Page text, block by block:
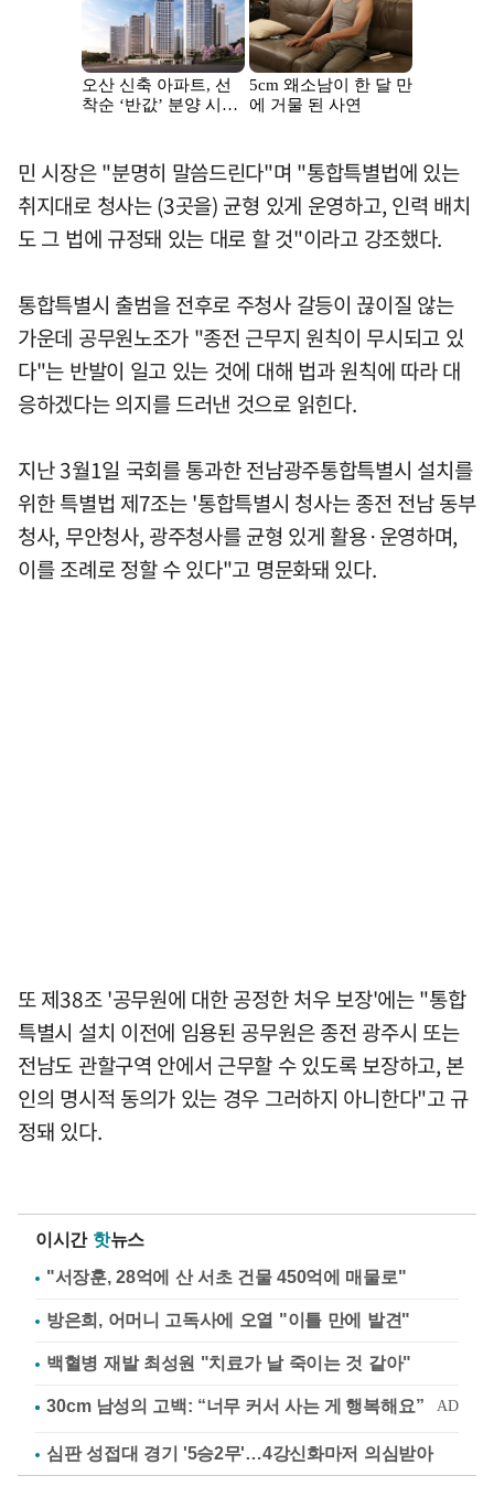
민 시장은 "분명히 말씀드린다"며 "통합특별법에 있는
취지대로 청사는 (3곳을) 균형 있게 운영하고, 인력 배치
도 그 법에 규정돼 있는 대로 할 것"이라고 강조했다.
통합특별시 출범을 전후로 주청사 갈등이 끊이질 않는
가운데 공무원노조가 "종전 근무지 원칙이 무시되고 있
다"는 반발이 일고 있는 것에 대해 법과 원칙에 따라 대
응하겠다는 의지를 드러낸 것으로 읽힌다.
지난 3월1일 국회를 통과한 전남광주통합특별시 설치를
위한 특별법 제7조는 '통합특별시 청사는 종전 전남 동부
청사, 무안청사, 광주청사를 균형 있게 활용·운영하며,
이를 조례로 정할 수 있다"고 명문화돼 있다.
또 제38조 '공무원에 대한 공정한 처우 보장'에는 "통합
특별시 설치 이전에 임용된 공무원은 종전 광주시 또는
전남도 관할구역 안에서 근무할 수 있도록 보장하고, 본
인의 명시적 동의가 있는 경우 그러하지 아니한다"고 규
정돼 있다.
이시간 핫뉴스
"서장훈, 28억에 산 서초 건물 450억에 매물로"
방은희, 어머니 고독사에 오열 "이틀 만에 발견"
백혈병 재발 최성원 "치료가 날 죽이는 것 같아"
심판 성접대 경기 '5승2무'…4강신화마저 의심받아